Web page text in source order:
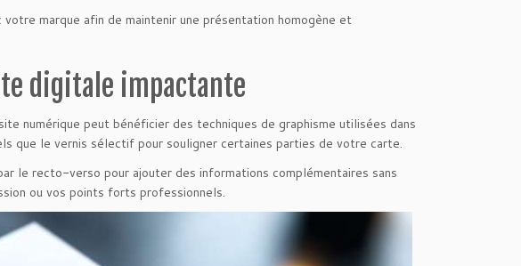
marque afin de maintenir une présentation homogène et
digitale impactante
numérique peut bénéficier des techniques de graphisme utilisées dans
que le vernis sélectif pour souligner certaines parties de votre carte.
le recto-verso pour ajouter des informations complémentaires sans
ou vos points forts professionnels.